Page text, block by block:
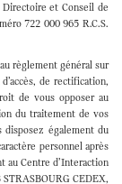
et Conseil de
722 000 965 R.C.S.
règlement général sur
de rectification,
de vous opposer au
du traitement de vos
également du
personnel après
au Centre d’Interaction
CEDEX,